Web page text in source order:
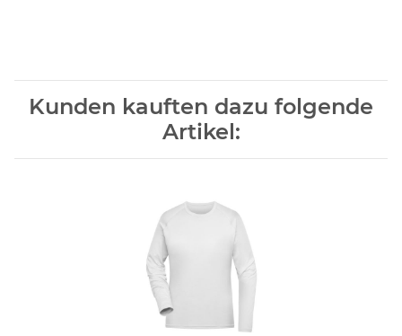
Kunden kauften dazu folgende
Artikel: